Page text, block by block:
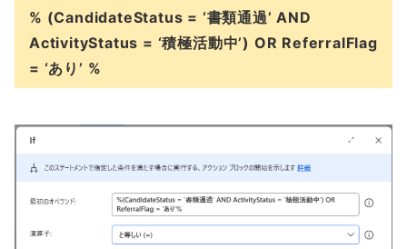
% (CandidateStatus = ‘書類通過’ AND
ActivityStatus = ‘積極活動中’) OR ReferralFlag
= ‘あり’ %